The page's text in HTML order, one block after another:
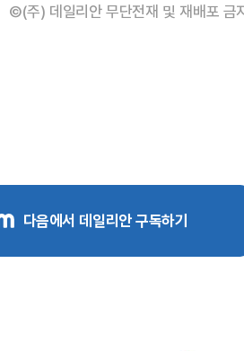
©(주) 데일리안 무단전재 및 재배포 금
다음에서 데일리안 구독하기